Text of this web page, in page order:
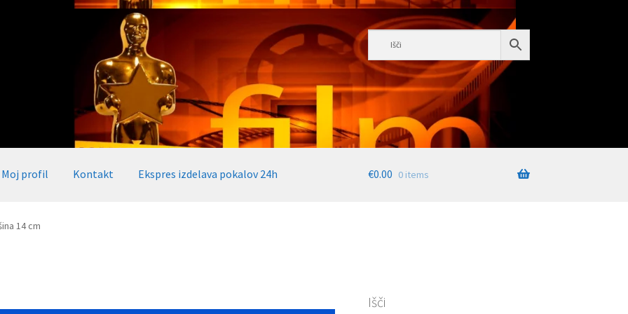
Moj profil Kontakt Ekspres izdelava pokalov 24h
24h
€0.00 0 items
14 cm
Išči